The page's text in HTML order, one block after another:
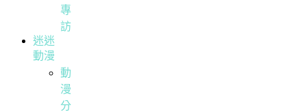
專
訪
迷迷
動漫
動
漫
分